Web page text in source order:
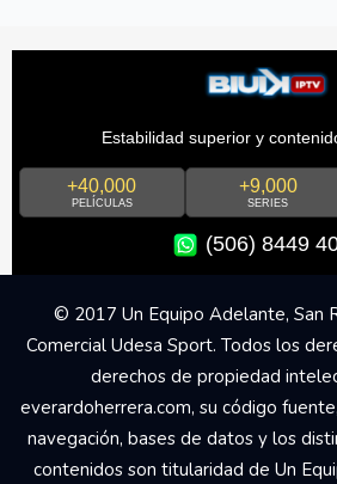
Estabilidad superior y
+40,000
PELÍCULAS
+9,000
SERIES
(506) 8449
© 2017 Un Equipo Adelante, San
Comercial Udesa Sport. Todos los
derechos de propiedad
everardoherrera.com, su código
navegación, bases de datos y los
contenidos son titularidad de Un